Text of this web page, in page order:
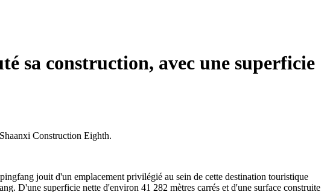
sa construction, avec une superficie
Construction Eighth.
jouit d'un emplacement privilégié au sein de cette destination touristique
D'une superficie nette d'environ 41 282 mètres carrés et d'une surface construite